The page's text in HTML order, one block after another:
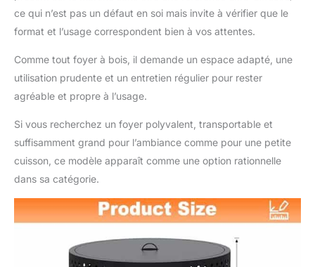
ce qui n’est pas un défaut en soi mais invite à vérifier que le
format et l’usage correspondent bien à vos attentes.
Comme tout foyer à bois, il demande un espace adapté, une
utilisation prudente et un entretien régulier pour rester
agréable et propre à l’usage.
Si vous recherchez un foyer polyvalent, transportable et
suffisamment grand pour l’ambiance comme pour une petite
cuisson, ce modèle apparaît comme une option rationnelle
dans sa catégorie.